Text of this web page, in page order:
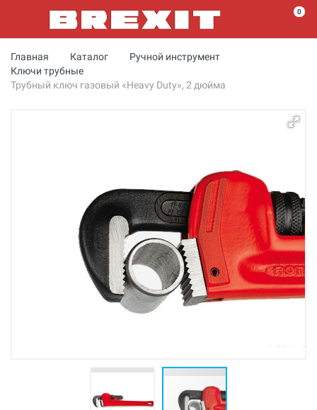
0
Главная Каталог
Ручной инструмент
Ключи трубные
Трубный ключ газовый «Heavy Duty», 2 дюйма